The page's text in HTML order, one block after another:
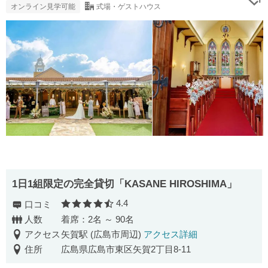
オンライン見学可能 式場・ゲストハウス
1日1組限定の完全貸切「KASANE HIROSHIMA」
口コミ 口コミ評価
4.4
人数
着席：2名 ～ 90名
アクセス 矢賀駅 (広島市周辺) アクセス詳細
住所
広島県広島市東区矢賀2丁目8-11